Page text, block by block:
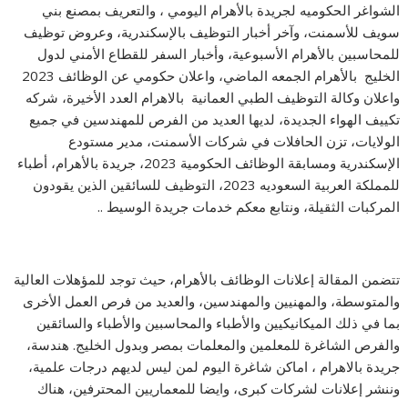
الشواغر الحكوميه لجريدة بالأهرام اليومي ، والتعريف بمصنع بني
سويف للأسمنت، وآخر أخبار التوظيف بالإسكندرية، وعروض توظيف
للمحاسبين بالأهرام الأسبوعية، وأخبار السفر للقطاع الأمني ​​لدول
الخليج بالأهرام الجمعه الماضي، واعلان حكومي عن الوظائف 2023
واعلان وكالة التوظيف الطبي العمانية بالاهرام العدد الأخيرة، شركه
تكييف الهواء الجديدة، لديها العديد من الفرص للمهندسين في جميع
الولايات، تزن الحافلات في شركات الأسمنت، مدير مستودع
الإسكندرية ومسابقة الوظائف الحكومية 2023، جريدة بالأهرام، أطباء
للمملكة العربية السعوديه 2023، التوظيف للسائقين الذين يقودون
المركبات الثقيلة، ونتابع معكم خدمات جريدة الوسيط ..
تتضمن المقالة إعلانات الوظائف بالأهرام، حيث توجد للمؤهلات العالية
والمتوسطة، والمهنيين والمهندسين، والعديد من فرص العمل الأخرى
بما في ذلك الميكانيكيين والأطباء والمحاسبين والأطباء والسائقين
والفرص الشاغرة للمعلمين والمعلمات بمصر وبدول الخليج. هندسة،
جريدة بالاهرام ، اماكن شاغرة اليوم لمن ليس لديهم درجات علمية،
وننشر إعلانات لشركات كبرى، وايضا للمعماريين المحترفين، هناك